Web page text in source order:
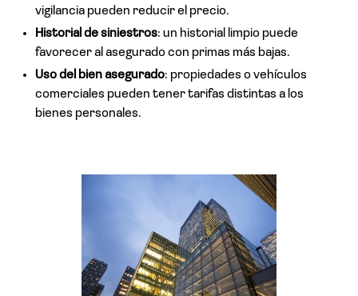
vigilancia pueden reducir el precio.
Historial de siniestros: un historial limpio puede
favorecer al asegurado con primas más bajas.
Uso del bien asegurado: propiedades o vehículos
comerciales pueden tener tarifas distintas a los
bienes personales.